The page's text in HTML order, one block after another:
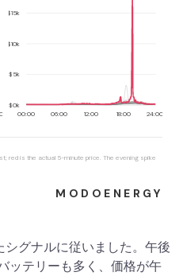
グナルに従いました。午後
ッテリーも多く、価格が午